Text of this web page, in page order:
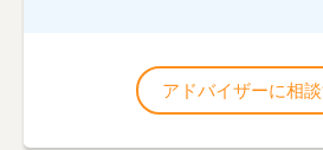
アドバイザーに相